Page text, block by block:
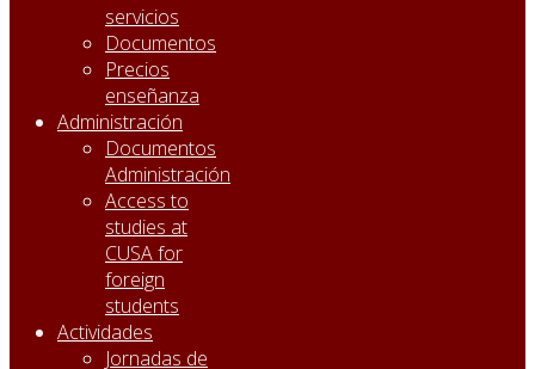
servicios
Documentos
Precios
enseñanza
Administración
Documentos
Administración
Access to
studies at
CUSA for
foreign
students
Actividades
Jornadas de